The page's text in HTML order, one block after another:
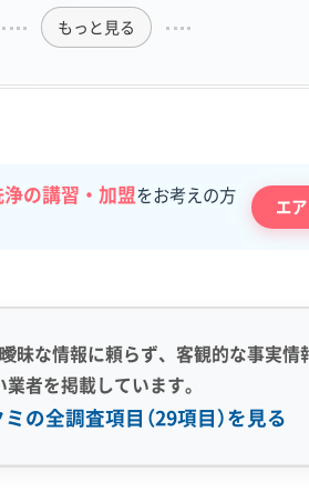
もっと見る
の講習・加盟をお考えの方
エ
昧な情報に頼らず、客観的な事実
業者を掲載しています。
の全調査項目（29項目）を見る